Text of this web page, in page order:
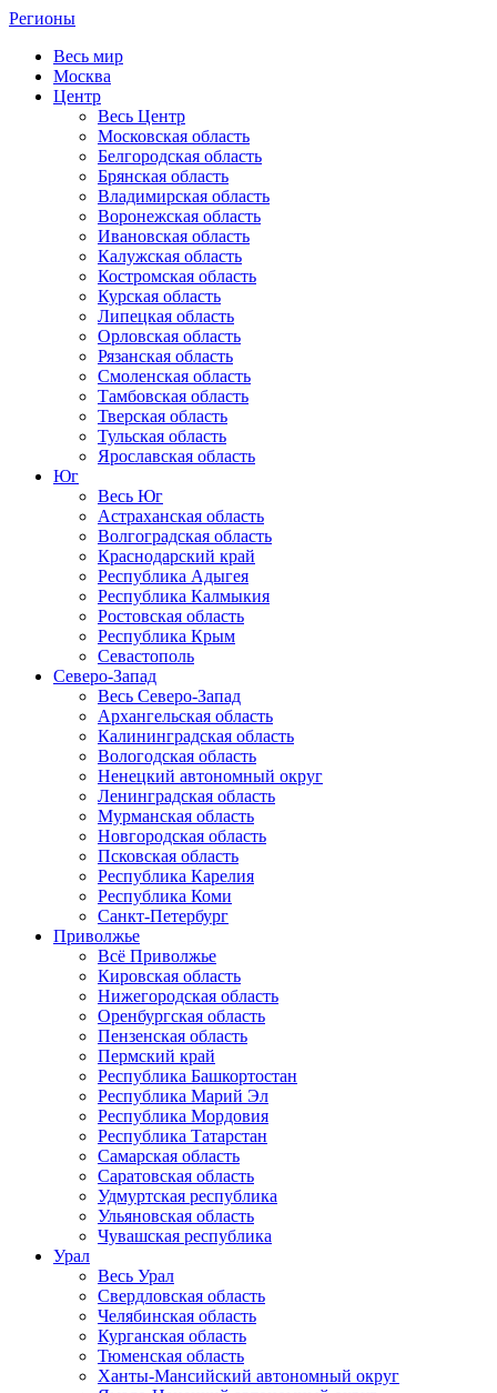
Регионы
Весь мир
Москва
Центр
Весь Центр
Московская область
Белгородская область
Брянская область
Владимирская область
Воронежская область
Ивановская область
Калужская область
Костромская область
Курская область
Липецкая область
Орловская область
Рязанская область
Смоленская область
Тамбовская область
Тверская область
Тульская область
Ярославская область
Юг
Весь Юг
Астраханская область
Волгоградская область
Краснодарский край
Республика Адыгея
Республика Калмыкия
Ростовская область
Республика Крым
Севастополь
Северо-Запад
Весь Северо-Запад
Архангельская область
Калининградская область
Вологодская область
Ненецкий автономный округ
Ленинградская область
Мурманская область
Новгородская область
Псковская область
Республика Карелия
Республика Коми
Санкт-Петербург
Приволжье
Всё Приволжье
Кировская область
Нижегородская область
Оренбургская область
Пензенская область
Пермский край
Республика Башкортостан
Республика Марий Эл
Республика Мордовия
Республика Татарстан
Самарская область
Саратовская область
Удмуртская республика
Ульяновская область
Чувашская республика
Урал
Весь Урал
Свердловская область
Челябинская область
Курганская область
Тюменская область
Ханты-Мансийский автономный округ